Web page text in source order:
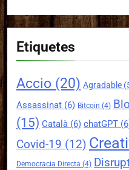
Etiquetes
Accio (20) Agradable
Assassinat (6) Bitcoin (4)
(15) Català (6) chatGPT
Covid-19 (12)
Democracia Directa (4)